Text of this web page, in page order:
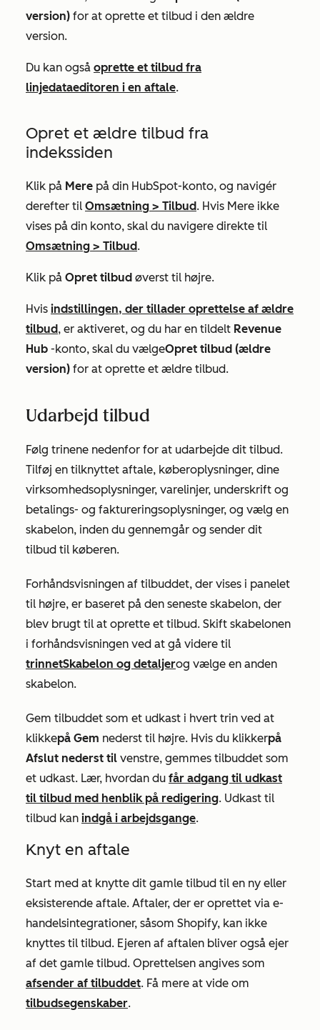
version) for at oprette et tilbud i den ældre
version.
Du kan også oprette et tilbud fra
linjedataeditoren i en aftale.
Opret et ældre tilbud fra
indekssiden
Klik på Mere på din HubSpot-konto, og navigér
derefter til Omsætning > Tilbud. Hvis Mere ikke
vises på din konto, skal du navigere direkte til
Omsætning > Tilbud.
Klik på Opret tilbud øverst til højre.
Hvis indstillingen, der tillader oprettelse af ældre
tilbud, er aktiveret, og du har en tildelt Revenue
Hub -konto, skal du vælgeOpret tilbud (ældre
version) for at oprette et ældre tilbud.
Udarbejd tilbud
Følg trinene nedenfor for at udarbejde dit tilbud.
Tilføj en tilknyttet aftale, køberoplysninger, dine
virksomhedsoplysninger, varelinjer, underskrift og
betalings- og faktureringsoplysninger, og vælg en
skabelon, inden du gennemgår og sender dit
tilbud til køberen.
Forhåndsvisningen af tilbuddet, der vises i panelet
til højre, er baseret på den seneste skabelon, der
blev brugt til at oprette et tilbud. Skift skabelonen
i forhåndsvisningen ved at gå videre til
trinnetSkabelon og detaljerog vælge en anden
skabelon.
Gem tilbuddet som et udkast i hvert trin ved at
klikkepå Gem nederst til højre. Hvis du klikkerpå
Afslut nederst til venstre, gemmes tilbuddet som
et udkast. Lær, hvordan du får adgang til udkast
til tilbud med henblik på redigering. Udkast til
tilbud kan indgå i arbejdsgange.
Knyt en aftale
Start med at knytte dit gamle tilbud til en ny eller
eksisterende aftale. Aftaler, der er oprettet via e-
handelsintegrationer, såsom Shopify, kan ikke
knyttes til tilbud. Ejeren af aftalen bliver også ejer
af det gamle tilbud. Oprettelsen angives som
afsender af tilbuddet. Få mere at vide om
tilbudsegenskaber.